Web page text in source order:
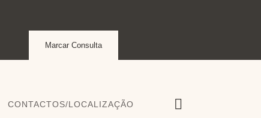
Marcar Consulta
CONTACTOS/LOCALIZAÇÃO